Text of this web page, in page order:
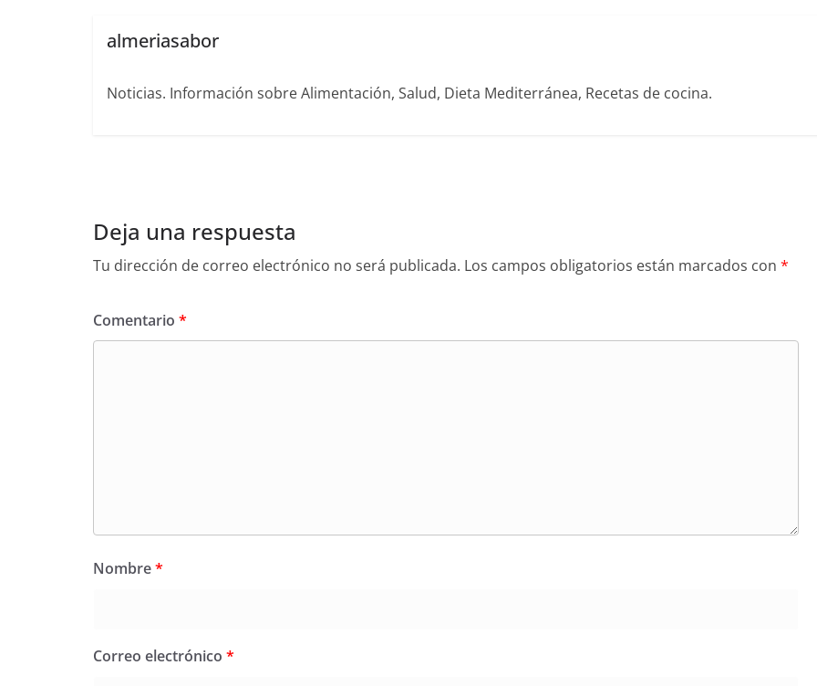
almeriasabor
Noticias. Información sobre Alimentación, Salud, Dieta Mediterránea, Recetas de cocina.
Deja una respuesta
Tu dirección de correo electrónico no será publicada. Los campos obligatorios están marcados con *
Comentario *
Nombre*
Correo electrónico *